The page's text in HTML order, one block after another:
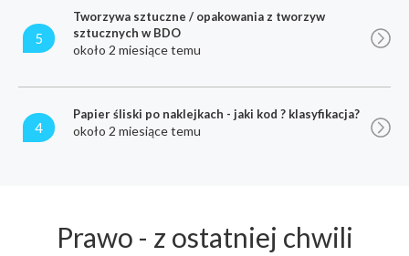
5
Tworzywa sztuczne / opakowania z tworzyw
sztucznych w BDO
około 2 miesiące temu
4
Papier śliski po naklejkach - jaki kod ? klasyfikacja?
około 2 miesiące temu
Prawo - z ostatniej chwili